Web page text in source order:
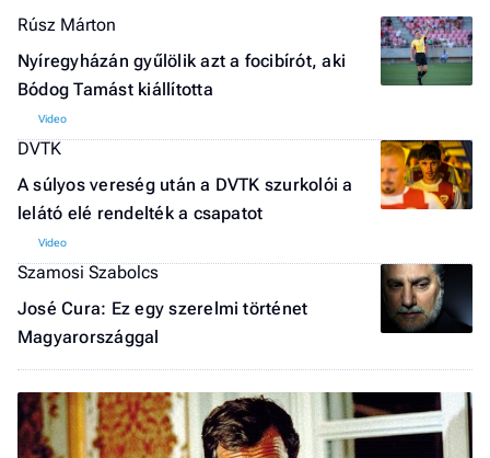
Rúsz Márton
Nyíregyházán gyűlölik azt a focibírót, aki
Bódog Tamást kiállította
DVTK
A súlyos vereség után a DVTK szurkolói a
lelátó elé rendelték a csapatot
Szamosi Szabolcs
José Cura: Ez egy szerelmi történet
Magyarországgal